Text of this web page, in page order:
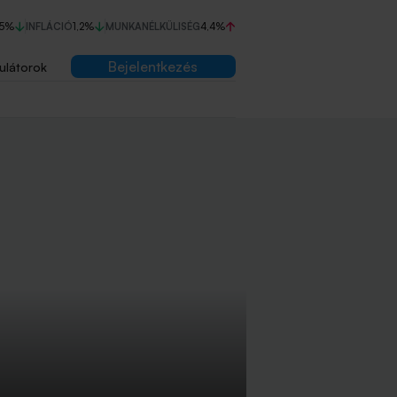
INFLÁCIÓ1,2% MUNKANÉLKÜLISÉG4,4%
Bejelentkezés